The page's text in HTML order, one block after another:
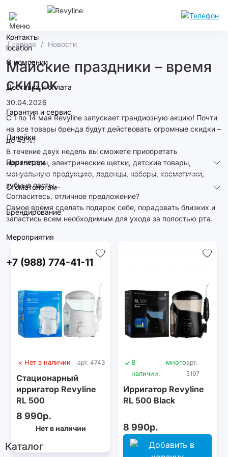
Махачкала
Контакты
О компании
Доставка и оплата
Гарантия и сервис
Линейки
Партнерам
Стоматологам
Брендирование
Мероприятия
+7 (988) 774-41-11
Каталог
Главная Новости
Майские праздники – время
скидок
30.04.2026
С 1 по 14 мая Revyline запускает грандиозную акцию! Почти
на все товары бренда будут действовать огромные скидки –
до 43%!
В течение двух недель вы сможете приобретать
ирригаторы, электрические щетки, детские товары,
мануальную продукцию, леденцы, наборы, косметички,
зубные пасты…
Согласитесь, отличное предложение?
Самое время сделать подарок себе, порадовать близких и
запастись всем необходимым для ухода за полостью рта.
Нет в наличии арт. 4743
Стационарный
ирригатор Revyline
RL 500
8 990р.
Нет в наличии
В
наличии:
многоарт.
5197
Ирригатор Revyline
RL 500 Black
8 990р.